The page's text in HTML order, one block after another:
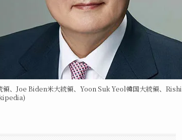
、Joe Biden米大統領、Yoon Suk Yeol韓国大統領、Rishi